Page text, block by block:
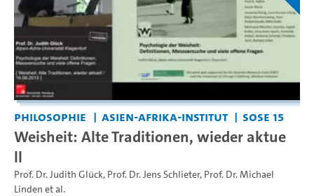
Philosophie Asien-Afrika-Institut SoSe 15
Weisheit: Alte Traditionen, wieder aktue
ll
Prof. Dr. Judith Glück, Prof. Dr. Jens Schlieter, Prof. Dr. Michael
Linden et al.